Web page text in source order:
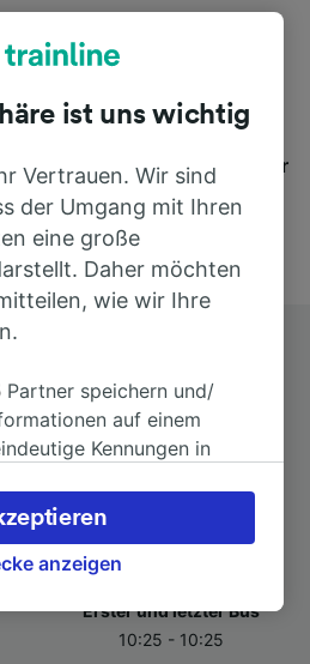
starten Sie einfach oben
Fahrtzeiten und
miteinander.
– starten Sie mit uns.
für Verbindungen von mehr
von Kiel Hbf nach
Rückfahrtticket? Dann bitte
von Bremen nach Kiel Hbf.
Erster und letzter Bus
10:25 - 10:25
ist uns wichtig
Vertrauen. Wir sind
der Umgang mit Ihren
eine große
Daher möchten
wie wir Ihre
Partner speichern und/
auf einem
Kennungen in
Ihre Präferenzen
einschließlich
bei berechtigtem
die Seite der
Diese Präferenzen
anzeigen